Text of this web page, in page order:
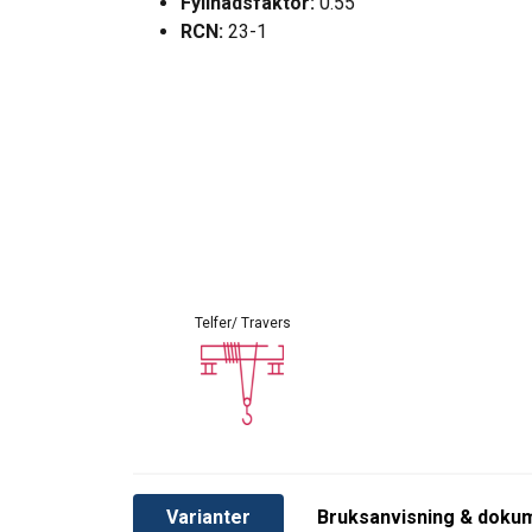
RCN: 23-1
Telfer/ Travers
Varianter Bruksanvisning &